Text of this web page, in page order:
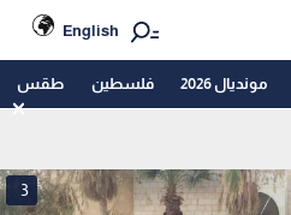
English
مونديال 2026 فلسطين طقس
3